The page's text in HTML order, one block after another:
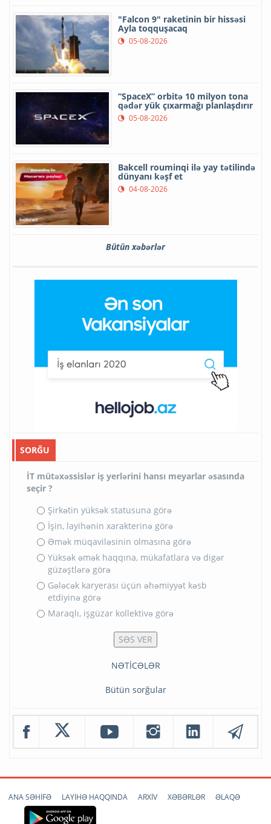
"Falcon 9" raketinin bir hissəsi
Ayla toqquşacaq
05-08-2026
“SpaceX” orbitə 10 milyon tona
qədər yük çıxarmağı planlaşdırır
05-08-2026
Bakcell rouminqi ilə yay tətilində
dünyanı kəşf et
04-08-2026
Bütün xəbərlər
SORĞU
İT mütəxəssislər iş yerlərini hansı meyarlar əsasında
seçir ?
Şirkətin yüksək statusuna görə
İşin, layihənin xarakterinə görə
Əmək müqaviləsinin olmasına görə
Yüksək əmək haqqına, mükafatlara və digər
güzəştlərə görə
Gələcək karyerası üçün əhəmiyyət kəsb
etdiyinə görə
Maraqlı, işgüzar kollektivə görə
NƏTİCƏLƏR
Bütün sorğular
ANA SƏHİFƏ LAYİHƏ HAQQINDA ARXİV XƏBƏRLƏR ƏLAQƏ